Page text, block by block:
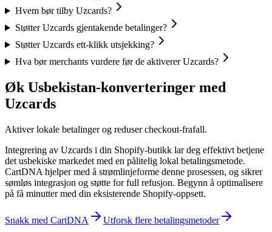
Hvem bør tilby Uzcards?
Støtter Uzcards gjentakende betalinger?
Støtter Uzcards ett-klikk utsjekking?
Hva bør merchants vurdere før de aktiverer Uzcards?
Øk Usbekistan-konverteringer med
Uzcards
Aktiver lokale betalinger og reduser checkout-frafall.
Integrering av Uzcards i din Shopify-butikk lar deg effektivt betjene
det usbekiske markedet med en pålitelig lokal betalingsmetode.
CartDNA hjelper med å strømlinjeforme denne prosessen, og sikrer
sømløs integrasjon og støtte for full refusjon. Begynn å optimalisere
på få minutter med din eksisterende Shopify-oppsett.
Snakk med CartDNA
Utforsk flere betalingsmetoder